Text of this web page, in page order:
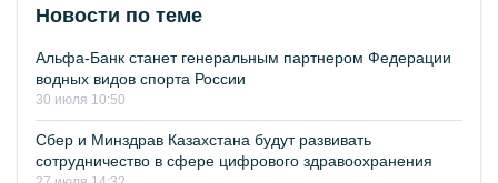
Новости по теме
Альфа-Банк станет генеральным партнером Федерации
водных видов спорта России
30 июля 10:50
Сбер и Минздрав Казахстана будут развивать
сотрудничество в сфере цифрового здравоохранения